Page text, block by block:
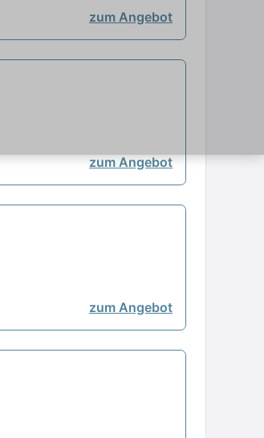
zum Angebot
zum Angebot
zum Angebot